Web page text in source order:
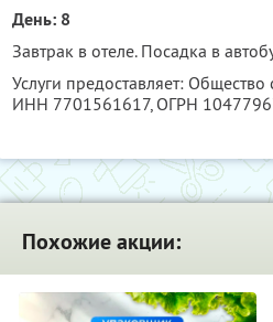
День: 8
Завтрак в отеле. Посадка в
Услуги предоставляет:
ИНН 7701561617, ОГРН
Похожие акции: